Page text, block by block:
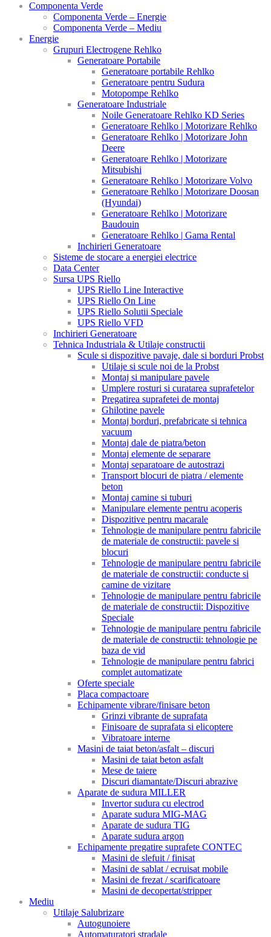
Componenta Verde
Componenta Verde – Energie
Componenta Verde – Mediu
Energie
Grupuri Electrogene Rehlko
Generatoare Portabile
Generatoare portabile Rehlko
Generatoare pentru Sudura
Motopompe Rehlko
Generatoare Industriale
Noile Generatoare Rehlko KD Series
Generatoare Rehlko | Motorizare Rehlko
Generatoare Rehlko | Motorizare John
Deere
Generatoare Rehlko | Motorizare
Mitsubishi
Generatoare Rehlko | Motorizare Volvo
Generatoare Rehlko | Motorizare Doosan
(Hyundai)
Generatoare Rehlko | Motorizare
Baudouin
Generatoare Rehlko | Gama Rental
Inchirieri Generatoare
Sisteme de stocare a energiei electrice
Data Center
Sursa UPS Riello
UPS Riello Line Interactive
UPS Riello On Line
UPS Riello Solutii Speciale
UPS Riello VFD
Inchirieri Generatoare
Tehnica Industriala & Utilaje constructii
Scule si dispozitive pavaje, dale si borduri Probst
Utilaje si scule noi de la Probst
Montaj si manipulare pavele
Umplere rosturi si curatarea suprafetelor
Pregatirea suprafetei de montaj
Ghilotine pavele
Montaj borduri, prefabricate si tehnica
vacuum
Montaj dale de piatra/beton
Montaj elemente de separare
Montaj separatoare de autostrazi
Transport blocuri de piatra / elemente
beton
Montaj camine si tuburi
Manipulare elemente pentru acoperis
Dispozitive pentru macarale
Tehnologie de manipulare pentru fabricile
de materiale de constructii: pavele si
blocuri
Tehnologie de manipulare pentru fabricile
de materiale de constructii: conducte si
camine de vizitare
Tehnologie de manipulare pentru fabricile
de materiale de constructii: Dispozitive
Speciale
Tehnologie de manipulare pentru fabricile
de materiale de constructii: tehnologie pe
baza de vid
Tehnologie de manipulare pentru fabrici
complet automatizate
Oferte speciale
Placa compactoare
Echipamente vibrare/finisare beton
Grinzi vibrante de suprafata
Finisoare de suprafata si elicoptere
Vibratoare interne
Masini de taiat beton/asfalt – discuri
Masini de taiat beton asfalt
Mese de taiere
Discuri diamantate/Discuri abrazive
Aparate de sudura MILLER
Invertor sudura cu electrod
Aparate sudura MIG-MAG
Aparate de sudura TIG
Aparate sudura argon
Echipamente pregatire suprafete CONTEC
Masini de slefuit / finisat
Masini de sablat / ecruisat mobile
Masini de frezat / scarificatoare
Masini de decopertat/stripper
Mediu
Utilaje Salubrizare
Autogunoiere
Automaturatori stradale